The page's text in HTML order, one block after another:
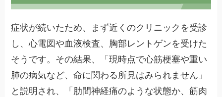
症状が続いたため、まず近くのクリニックを受診
し、心電図や血液検査、胸部レントゲンを受けた
そうです。その結果、「現時点で心筋梗塞や重い
肺の病気など、命に関わる所見はみられません」
と説明され、「肋間神経痛のような状態か、筋肉